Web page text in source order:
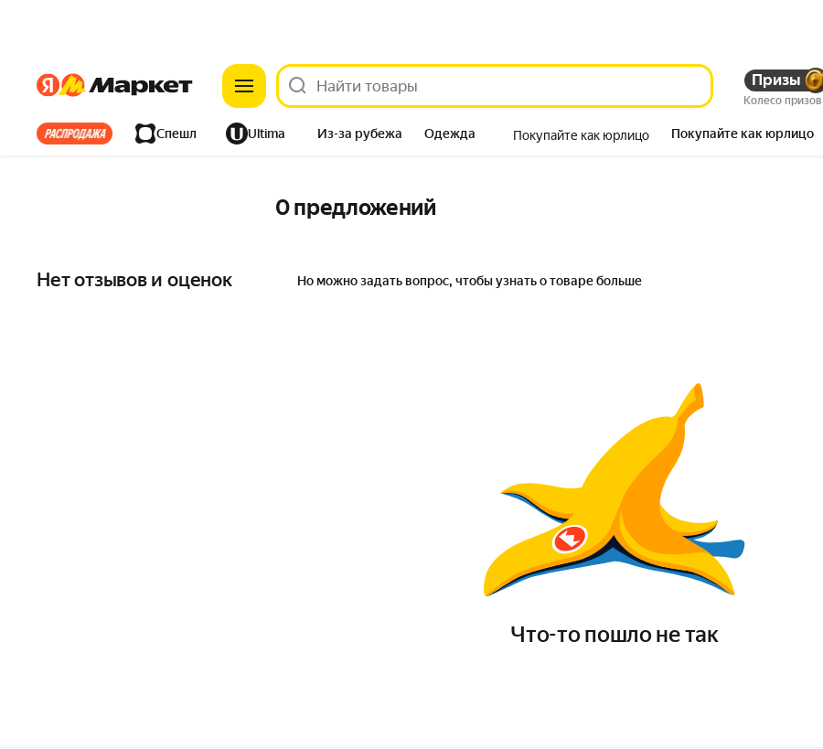
ЯндексЯндекс Призы
Колесо призов
Все хиты Спешл Ultima Из-за рубежа Одежда Покупайте как юрлицо Покупайте как юрлицо
0 предложений
Нет отзывов и оценок Но можно задать вопрос, чтобы узнать о товаре больше
Что-то пошло не так